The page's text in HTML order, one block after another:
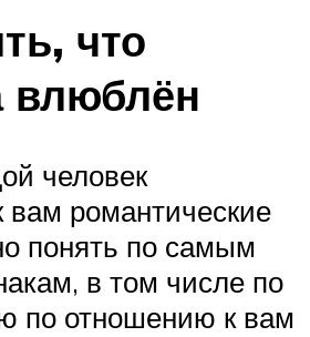
что
влюблён
человек
вам романтические
понять по самым
в том числе по
по отношению к вам